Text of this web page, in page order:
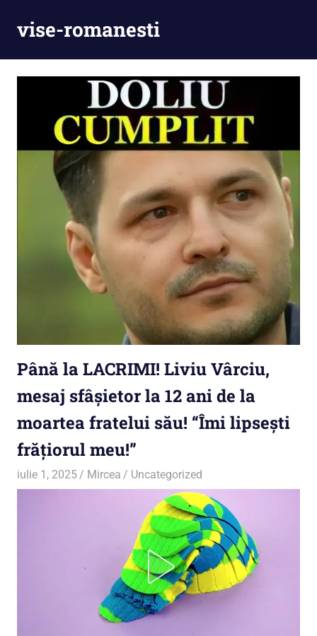
vise-romanesti
Până la LACRIMI! Liviu Vârciu,
mesaj sfâșietor la 12 ani de la
moartea fratelui său! “Îmi lipsești
frățiorul meu!”
iulie 1, 2025 Mircea Uncategorized